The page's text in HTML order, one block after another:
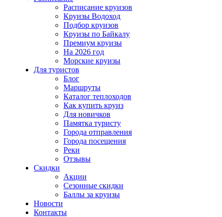
Расписание круизов
Круизы Водоход
Подбор круизов
Круизы по Байкалу
Премиум круизы
На 2026 год
Морские круизы
Для туристов
Блог
Маршруты
Каталог теплоходов
Как купить круиз
Для новичков
Памятка туристу
Города отправления
Города посещения
Реки
Отзывы
Скидки
Акции
Сезонные скидки
Баллы за круизы
Новости
Контакты